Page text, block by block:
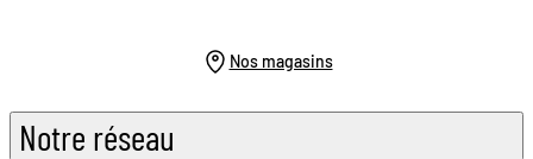
Nos magasins
Notre réseau